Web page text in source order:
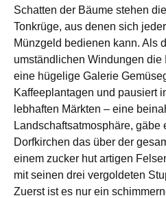
Schatten der Bäume stehen
Tonkrüge, aus denen sich
Münzgeld bedienen kann. Als
umständlichen Windungen
eine hügelige Galerie
Kaffeeplantagen und pausiert
lebhaften Märkten – eine
Landschaftsatmosphäre,
Dorfkirchen das über der
einem zucker hut artigen
mit seinen drei vergoldeten
Zuerst ist es nur ein